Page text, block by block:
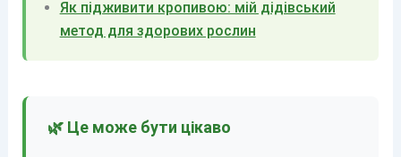
Як підживити кропивою: мій дідівський
метод для здорових рослин
🌿 Це може бути цікаво